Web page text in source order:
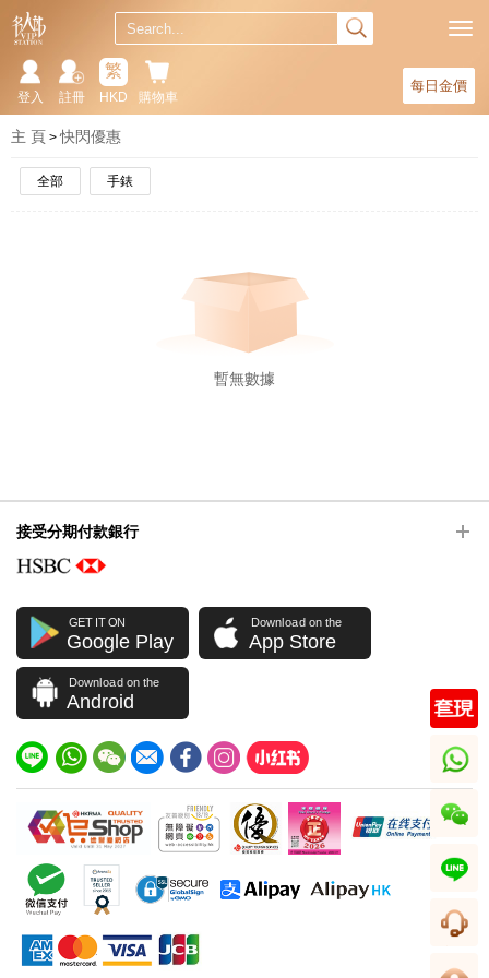
每日金價
購物車
繁
HKD
註冊
登入
主 頁 快閃優惠
全部 手錶
暫無數據
接受分期付款銀行
GET IT ON
Google Play
Download on the
App Store
Download on the
Android
whatsapp